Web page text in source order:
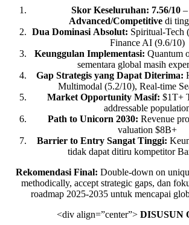
Skor Keseluruhan: 7.56/10
Advanced/Competitivedi
Dua Dominasi Absolut: Spiritual-Tech
Finance AI (9.6/10)
Keunggulan Implementasi: Quantum
sementara global masih
Gap Strategis yang Dapat Diterima:
Multimodal (5.2/10), Real-time
Market Opportunity Masif: $1T+
addressable
Path to Unicorn 2030: Revenue
valuation $8B+
Barrier to Entry Sangat Tinggi:
tidak dapat ditiru kompetitor
Rekomendasi Final: Double-down on
methodically, accept strategic gaps, dan
roadmap 2025-2035 untuk mencapai
<div align=”center”> DISUSUN